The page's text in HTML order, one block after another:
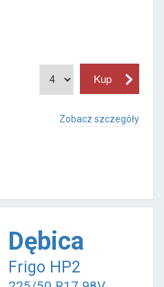
Zobacz szczegóły
Dębica
Frigo HP2